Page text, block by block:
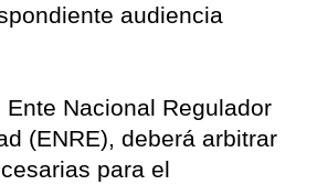
audiencia
Ente Nacional Regulador
(ENRE), deberá arbitrar
para el